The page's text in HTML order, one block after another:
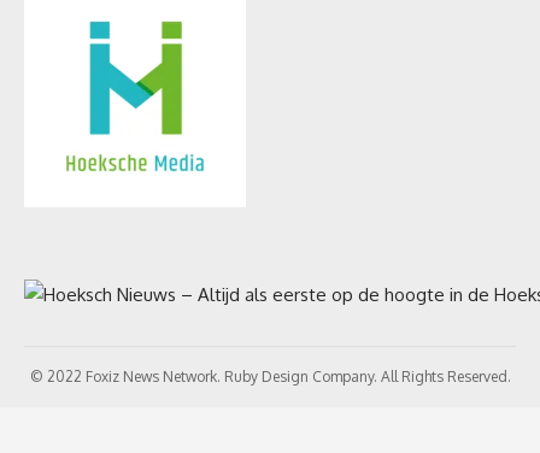
© 2022 Foxiz News Network. Ruby Design Company. All Rights Reserved.